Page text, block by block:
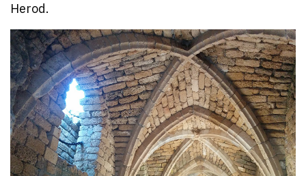
Herod.